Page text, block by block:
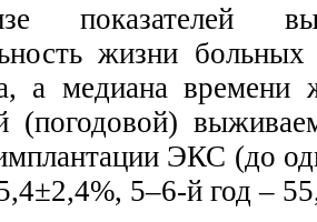
показателей
жизни
а медиана времени
(погодовой)
ЭКС (до
5–6-й год –